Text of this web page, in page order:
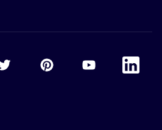
Accor TwitterAccor PinterestAccor Youtube
Accor